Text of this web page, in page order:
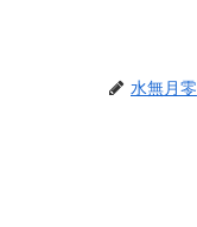
水無月零